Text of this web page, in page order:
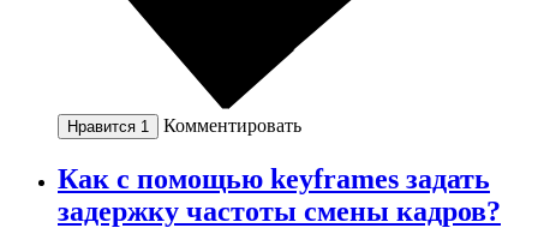
Нравится 1 Комментировать
Как с помощью keyframes задать
задержку частоты смены кадров?